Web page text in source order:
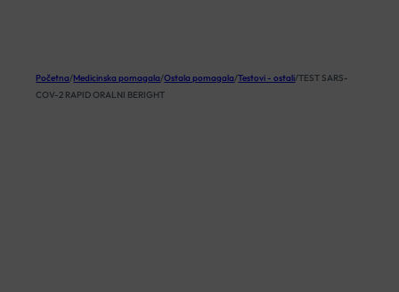
Početna/Medicinska pomagala/Ostala pomagala/Testovi - ostali/TEST SARS-
COV-2 RAPID ORALNI BERIGHT